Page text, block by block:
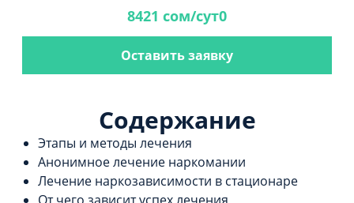
8421 сом/сут0
Оставить заявку
Содержание
Этапы и методы лечения
Анонимное лечение наркомании
Лечение наркозависимости в стационаре